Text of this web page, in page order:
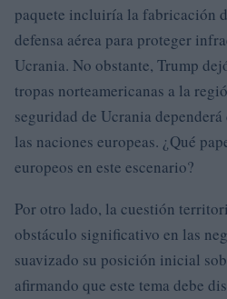
paquete incluiría la fabricación
defensa aérea para proteger
Ucrania. No obstante, Trump
tropas norteamericanas a la
seguridad de Ucrania
las naciones europeas. ¿Qué
europeos en este escenario?
Por otro lado, la cuestión
obstáculo significativo en las
suavizado su posición inicial
afirmando que este tema debe